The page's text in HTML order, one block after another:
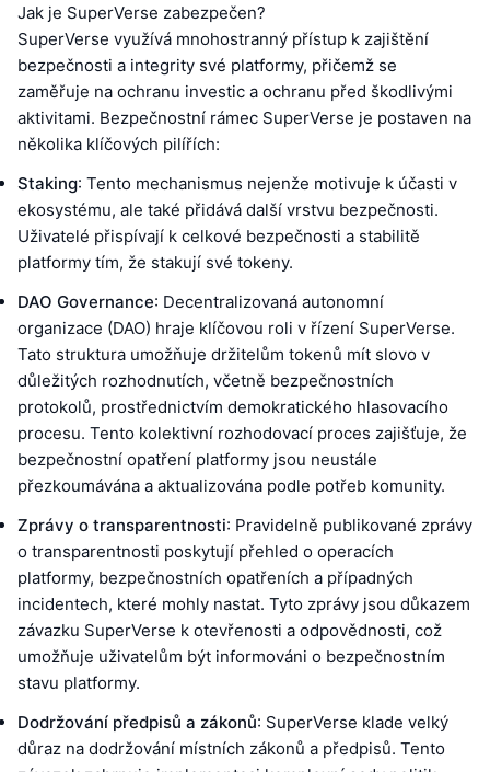
Jak je SuperVerse zabezpečen?
SuperVerse využívá mnohostranný přístup k zajištění
bezpečnosti a integrity své platformy, přičemž se
zaměřuje na ochranu investic a ochranu před škodlivými
aktivitami. Bezpečnostní rámec SuperVerse je postaven na
několika klíčových pilířích:
Staking: Tento mechanismus nejenže motivuje k účasti v
ekosystému, ale také přidává další vrstvu bezpečnosti.
Uživatelé přispívají k celkové bezpečnosti a stabilitě
platformy tím, že stakují své tokeny.
DAO Governance: Decentralizovaná autonomní
organizace (DAO) hraje klíčovou roli v řízení SuperVerse.
Tato struktura umožňuje držitelům tokenů mít slovo v
důležitých rozhodnutích, včetně bezpečnostních
protokolů, prostřednictvím demokratického hlasovacího
procesu. Tento kolektivní rozhodovací proces zajišťuje, že
bezpečnostní opatření platformy jsou neustále
přezkoumávána a aktualizována podle potřeb komunity.
Zprávy o transparentnosti: Pravidelně publikované zprávy
o transparentnosti poskytují přehled o operacích
platformy, bezpečnostních opatřeních a případných
incidentech, které mohly nastat. Tyto zprávy jsou důkazem
závazku SuperVerse k otevřenosti a odpovědnosti, což
umožňuje uživatelům být informováni o bezpečnostním
stavu platformy.
Dodržování předpisů a zákonů: SuperVerse klade velký
důraz na dodržování místních zákonů a předpisů. Tento